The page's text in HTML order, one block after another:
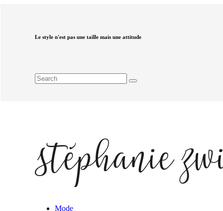
Le style n'est pas une taille mais une attitude
Mode